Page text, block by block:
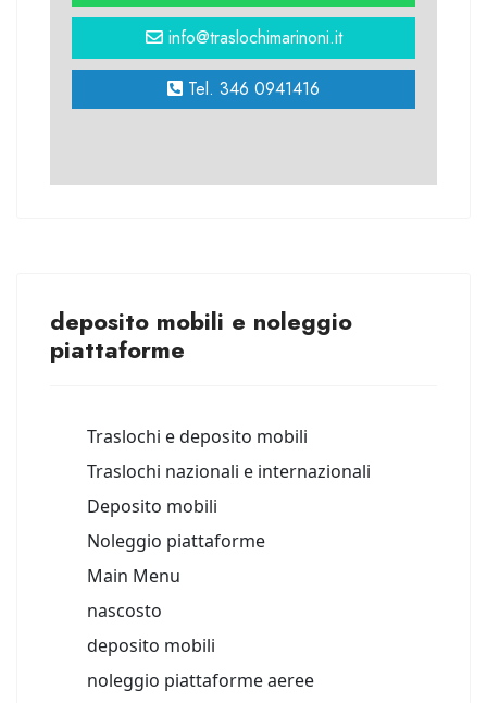
info@traslochimarinoni.it
Tel. 346 0941416
deposito mobili e noleggio
piattaforme